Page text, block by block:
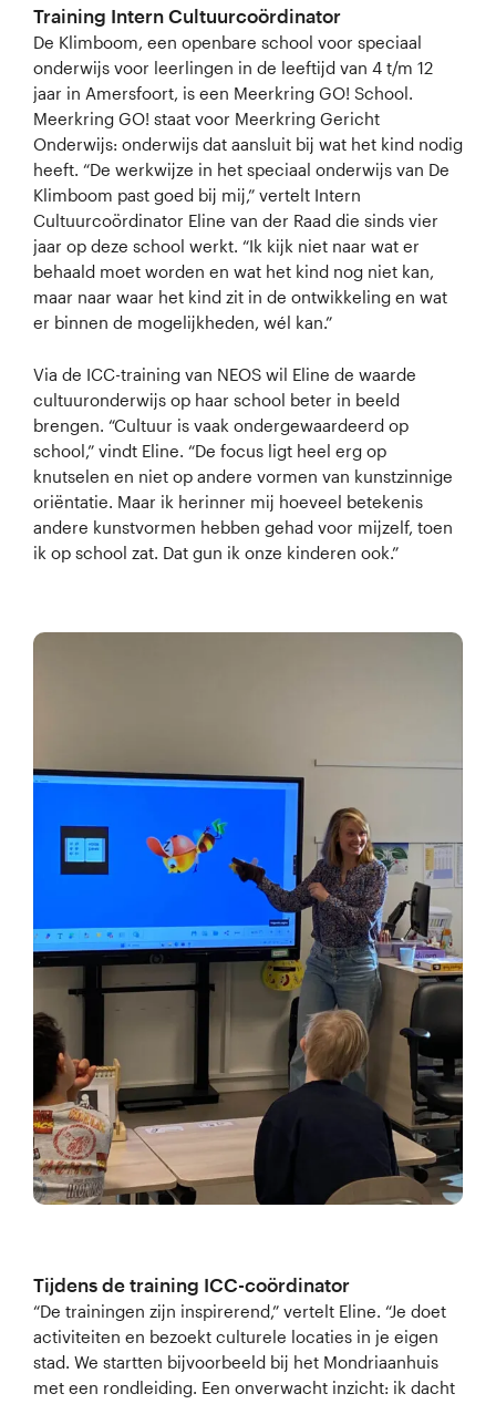
Training Intern Cultuurcoördinator
De Klimboom, een openbare school voor speciaal
onderwijs voor leerlingen in de leeftijd van 4 t/m 12
jaar in Amersfoort, is een Meerkring GO! School.
Meerkring GO! staat voor Meerkring Gericht
Onderwijs: onderwijs dat aansluit bij wat het kind nodig
heeft. “De werkwijze in het speciaal onderwijs van De
Klimboom past goed bij mij,” vertelt Intern
Cultuurcoördinator Eline van der Raad die sinds vier
jaar op deze school werkt. “Ik kijk niet naar wat er
behaald moet worden en wat het kind nog niet kan,
maar naar waar het kind zit in de ontwikkeling en wat
er binnen de mogelijkheden, wél kan.”
Via de ICC-training van NEOS wil Eline de waarde
cultuuronderwijs op haar school beter in beeld
brengen. “Cultuur is vaak ondergewaardeerd op
school,” vindt Eline. “De focus ligt heel erg op
knutselen en niet op andere vormen van kunstzinnige
oriëntatie. Maar ik herinner mij hoeveel betekenis
andere kunstvormen hebben gehad voor mijzelf, toen
ik op school zat. Dat gun ik onze kinderen ook.”
Tijdens de training ICC-coördinator
“De trainingen zijn inspirerend,” vertelt Eline. “Je doet
activiteiten en bezoekt culturele locaties in je eigen
stad. We startten bijvoorbeeld bij het Mondriaanhuis
met een rondleiding. Een onverwacht inzicht: ik dacht